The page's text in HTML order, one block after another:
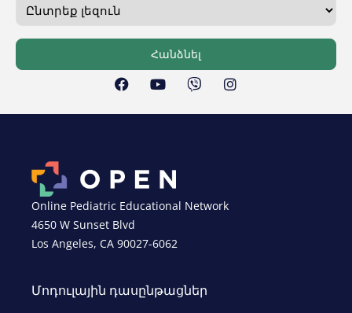
Հանձնել
Online Pediatric Educational Network
4650 W Sunset Blvd
Los Angeles, CA 90027-6062
Մոդուլային դասընթացներ